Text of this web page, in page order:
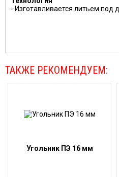
- Изготавливается литьем под
ТАКЖЕ РЕКОМЕНДУЕМ:
Угольник ПЭ 16 мм